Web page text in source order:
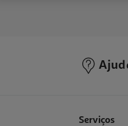
Serviços